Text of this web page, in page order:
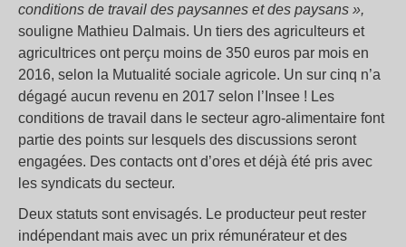
conditions de travail des paysannes et des paysans »,
souligne Mathieu Dalmais. Un tiers des agriculteurs et
agricultrices ont perçu moins de 350 euros par mois en
2016, selon la Mutualité sociale agricole. Un sur cinq n’a
dégagé aucun revenu en 2017 selon l’Insee ! Les
conditions de travail dans le secteur agro-alimentaire font
partie des points sur lesquels des discussions seront
engagées. Des contacts ont d’ores et déjà été pris avec
les syndicats du secteur.
Deux statuts sont envisagés. Le producteur peut rester
indépendant mais avec un prix rémunérateur et des